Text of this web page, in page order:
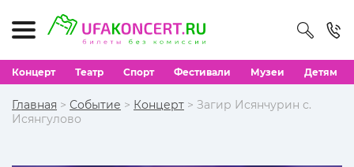
Концерт Театр Спорт Фестивали Музеи Детям
Главная > Событие > Концерт > Загир Исянчурин с.
Исянгулово